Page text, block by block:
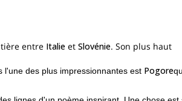
entre Italie et Slovénie. Son plus haut
l'une des plus impressionnantes est Pogore